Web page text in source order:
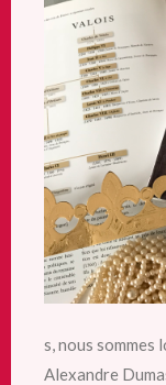
s, nous sommes
Alexandre